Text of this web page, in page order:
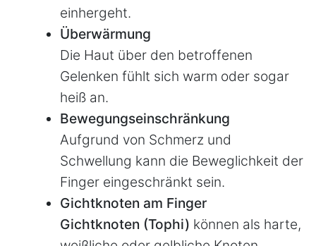
einhergeht.
Überwärmung
Die Haut über den betroffenen
Gelenken fühlt sich warm oder sogar
heiß an.
Bewegungseinschränkung
Aufgrund von Schmerz und
Schwellung kann die Beweglichkeit der
Finger eingeschränkt sein.
Gichtknoten am Finger
Gichtknoten (Tophi) können als harte,